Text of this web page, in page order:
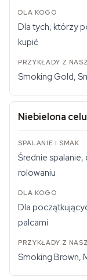
Dla tych, którzy
kupić
Smoking Gold,
Niebielona
Średnie
rolowaniu
Dla
palcami
Smoking Brown,